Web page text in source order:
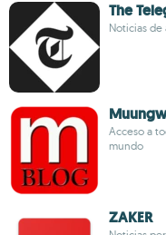
The
Noticias
Acceso a
mundo
ZAKER